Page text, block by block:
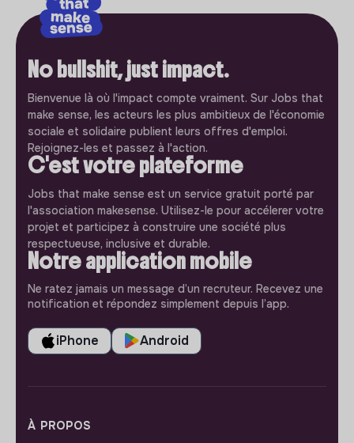
No bullshit, just impact.
Bienvenue là où l'impact compte vraiment. Sur Jobs that
make sense, les acteurs les plus ambitieux de l'économie
sociale et solidaire publient leurs offres d'emploi.
Rejoignez-les et passez à l'action.
C'est votre plateforme
Jobs that make sense est un service gratuit porté par
l'association makesense. Utilisez-le pour accélerer votre
projet et participez à construire une société plus
respectueuse, inclusive et durable.
Notre application mobile
Ne ratez jamais un message d’un recruteur. Recevez une
notification et répondez simplement depuis l’app.
iPhone Android
À PROPOS